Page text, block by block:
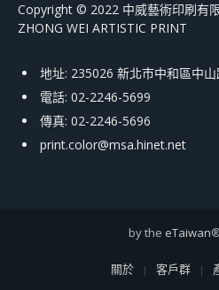
Copyright © 2022 中威藝術印刷有
ZHONG WEI ARTISTIC PRINT
地址: 235026 新北市中和區中
電話: 02-2246-5699
傳真: 02-2246-5696
print.color@msa.hinet.net
by the eTaiwan
關於 客戶群